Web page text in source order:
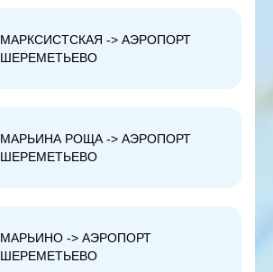
МАРКСИСТСКАЯ -> АЭРОПОРТ
ШЕРЕМЕТЬЕВО
МАРЬИНА РОЩА -> АЭРОПОРТ
ШЕРЕМЕТЬЕВО
МАРЬИНО -> АЭРОПОРТ
ШЕРЕМЕТЬЕВО